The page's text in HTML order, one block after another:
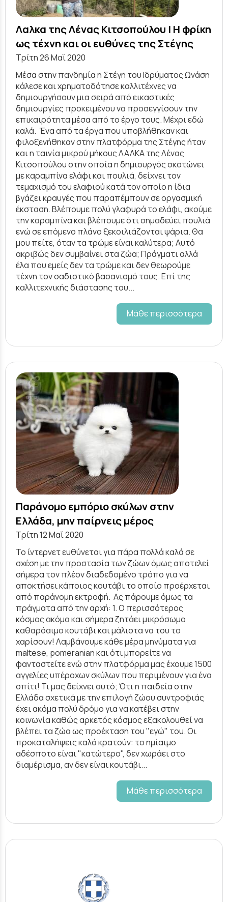
Λαλκα της Λένας Κιτσοπούλου | Η φρίκη
ως τέχνη και οι ευθύνες της Στέγης
Τρίτη 26 Μαΐ 2020
Μέσα στην πανδημία η Στέγη του Ιδρύματος Ωνάση
κάλεσε και χρηματοδότησε καλλιτέχνες να
δημιουργήσουν μια σειρά από εικαστικές
δημιουργίες προκειμένου να προσεγγίσουν την
επικαιρότητα μέσα από το έργο τους. Μέχρι εδώ
καλά. Ένα από τα έργα που υποβλήθηκαν και
φιλοξενήθηκαν στην πλατφόρμα της Στέγης ήταν
και η ταινία μικρού μήκους ΛΑΛΚΑ της Λένας
Κιτσοπούλου στην οποία η δημιουργός σκοτώνει
με καραμπίνα ελάφι και πουλιά, δείχνει τον
τεμαχισμό του ελαφιού κατά τον οποίο η ίδια
βγάζει κραυγές που παραπέμπουν σε οργασμική
έκσταση. Βλέπουμε πολύ γλαφυρά το ελάφι, ακούμε
την καραμπίνα και βλέπουμε ότι σημαδεύει πουλιά
ενώ σε επόμενο πλάνο ξεκοιλιάζονται ψάρια. Θα
μου πείτε, όταν τα τρώμε είναι καλύτερα; Αυτό
ακριβώς δεν συμβαίνει στα ζώα; Πράγματι αλλά
έλα που εμείς δεν τα τρώμε και δεν θεωρούμε
τέχνη τον σαδιστικό βασανισμό τους. Επί της
καλλιτεχνικής διάστασης του...
Μάθε περισσότερα
Παράνομο εμπόριο σκύλων στην
Ελλάδα, μην παίρνεις μέρος
Τρίτη 12 Μαΐ 2020
Το ίντερνετ ευθύνεται για πάρα πολλά καλά σε
σχέση με την προστασία των ζώων όμως αποτελεί
σήμερα τον πλέον διαδεδομένο τρόπο για να
αποκτήσει κάποιος κουτάβι το οποίο προέρχεται
από παράνομη εκτροφή. Ας πάρουμε όμως τα
πράγματα από την αρχή: 1. Ο περισσότερος
κόσμος ακόμα και σήμερα ζητάει μικρόσωμο
καθαρόαιμο κουτάβι και μάλιστα να του το
χαρίσουν! Λαμβάνουμε κάθε μέρα μηνύματα για
maltese, pomeranian και ότι μπορείτε να
φανταστείτε ενώ στην πλατφόρμα μας έχουμε 1500
αγγελίες υπέροχων σκύλων που περιμένουν για ένα
σπίτι! Τι μας δείχνει αυτό; Ότι η παιδεία στην
Ελλάδα σχετικά με την επιλογή ζώου συντροφιάς
έχει ακόμα πολύ δρόμο για να κατέβει στην
κοινωνία καθώς αρκετός κόσμος εξακολουθεί να
βλέπει τα ζώα ως προέκταση του "εγώ" του. Οι
προκαταλήψεις καλά κρατούν: το ημίαιμο
αδέσποτο είναι "κατώτερο", δεν χωράει στο
διαμέρισμα, αν δεν είναι κουτάβι...
Μάθε περισσότερα